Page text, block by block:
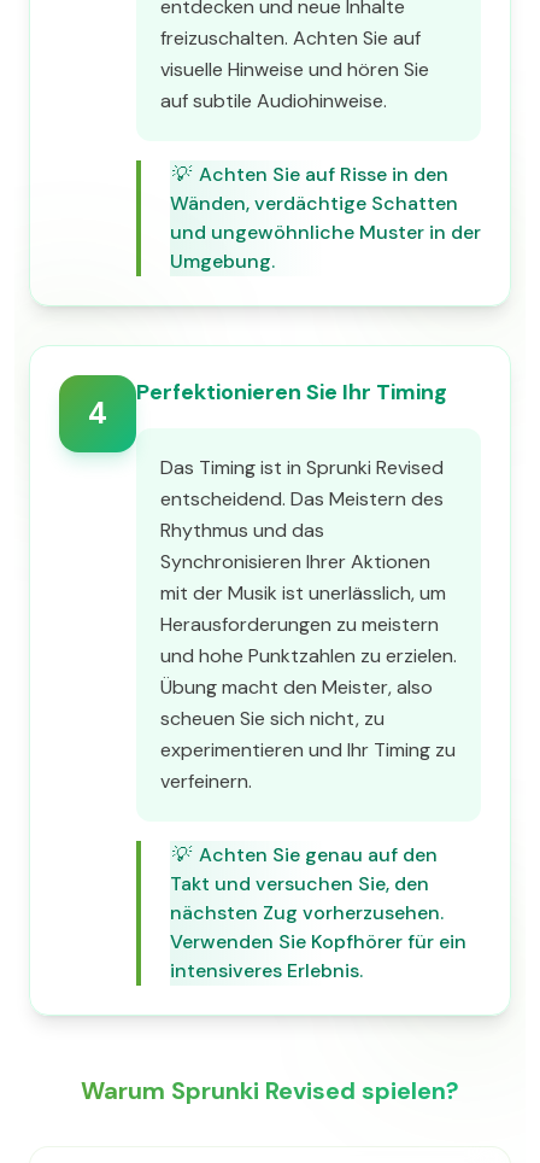
entdecken und neue Inhalte
freizuschalten. Achten Sie auf
visuelle Hinweise und hören Sie
auf subtile Audiohinweise.
💡 Achten Sie auf Risse in den
Wänden, verdächtige Schatten
und ungewöhnliche Muster in der
Umgebung.
4
Perfektionieren Sie Ihr Timing
Das Timing ist in Sprunki Revised
entscheidend. Das Meistern des
Rhythmus und das
Synchronisieren Ihrer Aktionen
mit der Musik ist unerlässlich, um
Herausforderungen zu meistern
und hohe Punktzahlen zu erzielen.
Übung macht den Meister, also
scheuen Sie sich nicht, zu
experimentieren und Ihr Timing zu
verfeinern.
💡 Achten Sie genau auf den
Takt und versuchen Sie, den
nächsten Zug vorherzusehen.
Verwenden Sie Kopfhörer für ein
intensiveres Erlebnis.
Warum Sprunki Revised spielen?